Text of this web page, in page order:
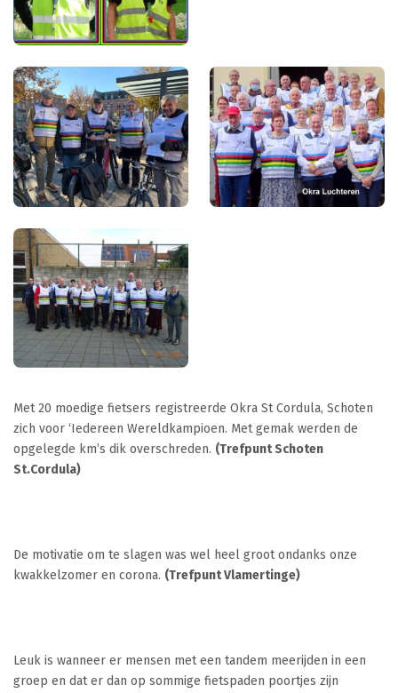
Met 20 moedige fietsers registreerde Okra St Cordula, Schoten
zich voor ‘Iedereen Wereldkampioen. Met gemak werden de
opgelegde km’s dik overschreden. (Trefpunt Schoten
St.Cordula)
De motivatie om te slagen was wel heel groot ondanks onze
kwakkelzomer en corona. (Trefpunt Vlamertinge)
Leuk is wanneer er mensen met een tandem meerijden in een
groep en dat er dan op sommige fietspaden poortjes zijn